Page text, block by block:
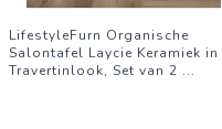
LifestyleFurn Organische
Salontafel Laycie Keramiek in
Travertinlook, Set van 2 ...